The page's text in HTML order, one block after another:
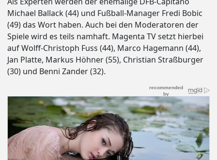
Michael Ballack (44) und Fußball-Manager Fredi Bobic
(49) das Wort haben. Auch bei den Moderatoren der
Spiele wird es teils namhaft. Magenta TV setzt hierbei
auf Wolff-Christoph Fuss (44), Marco Hagemann (44),
Jan Platte, Markus Höhner (55), Christian Straßburger
(30) und Benni Zander (32).